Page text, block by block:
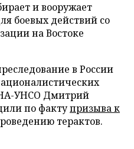
и вооружает
боевых действий со
на Востоке
в России
УНСО Дмитрий
по фактупризыва к
терактов.